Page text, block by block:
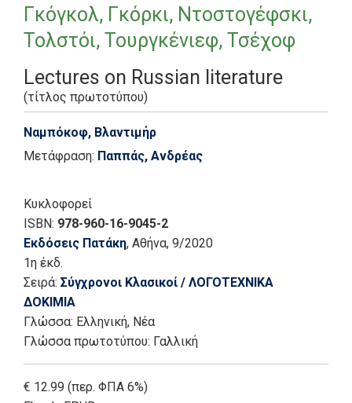
Γκόγκολ, Γκόρκι, Ντοστογέφσκι,
Τολστόι, Τουργκένιεφ, Τσέχοφ
Lectures on Russian literature
(τίτλος πρωτοτύπου)
Ναμπόκοφ, Βλαντιμήρ
Μετάφραση: Παππάς, Ανδρέας
Κυκλοφορεί
ISBN: 978-960-16-9045-2
Εκδόσεις Πατάκη, Αθήνα, 9/2020
1η έκδ.
Σειρά: Σύγχρονοι Κλασικοί / ΛΟΓΟΤΕΧΝΙΚΑ
ΔΟΚΙΜΙΑ
Γλώσσα: Ελληνική, Νέα
Γλώσσα πρωτοτύπου: Γαλλική
€ 12.99 (περ. ΦΠΑ 6%)